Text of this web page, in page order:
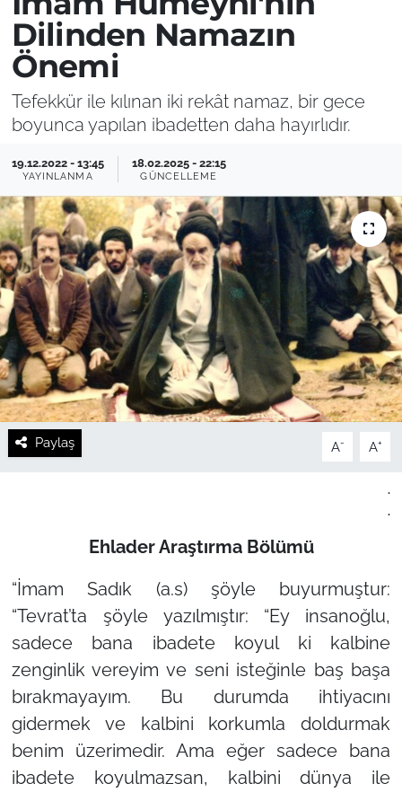
Dilinden Namazın
Önemi
Tefekkür ile kılınan iki rekât namaz, bir gece
boyunca yapılan ibadetten daha hayırlıdır.
19.12.2022 - 13:45
YAYINLANMA
18.02.2025 - 22:15
GÜNCELLEME
Paylaş A- A+
.
.
Ehlader Araştırma Bölümü
“İmam Sadık (a.s) şöyle buyurmuştur:
“Tevrat’ta şöyle yazılmıştır: “Ey insanoğlu,
sadece bana ibadete koyul ki kalbine
zenginlik vereyim ve seni isteğinle baş başa
bırakmayayım. Bu durumda ihtiyacını
gidermek ve kalbini korkumla doldurmak
benim üzerimedir. Ama eğer sadece bana
ibadete koyulmazsan, kalbini dünya ile